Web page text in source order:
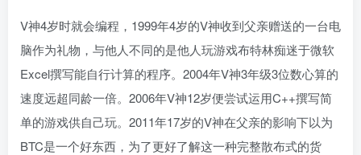
V神4岁时就会编程，1999年4岁的V神收到父亲赠送的一台电
脑作为礼物，与他人不同的是他人玩游戏布特林痴迷于微软
Excel撰写能自行计算的程序。2004年V神3年级3位数心算的
速度远超同龄一倍。2006年V神12岁便尝试运用C++撰写简
单的游戏供自己玩。2011年17岁的V神在父亲的影响下以为
BTC是一个好东西，为了更好了解这一种完整散布式的货